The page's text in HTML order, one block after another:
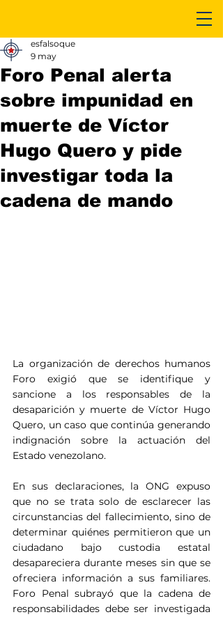
Foro Penal alerta
sobre impunidad en
muerte de Víctor
Hugo Quero y pide
investigar toda la
cadena de mando
esfalsoque
9 may
La organización de derechos humanos
Foro exigió que se identifique y
sancione a los responsables de la
desaparición y muerte de Víctor Hugo
Quero, un caso que continúa generando
indignación sobre la actuación del
Estado venezolano.
En sus declaraciones, la ONG expuso
que no se trata solo de esclarecer las
circunstancias del fallecimiento, sino de
determinar quiénes permitieron que un
ciudadano bajo custodia estatal
desapareciera durante meses sin que se
ofreciera información a sus familiares.
Foro Penal subrayó que la cadena de
responsabilidades debe ser investigada